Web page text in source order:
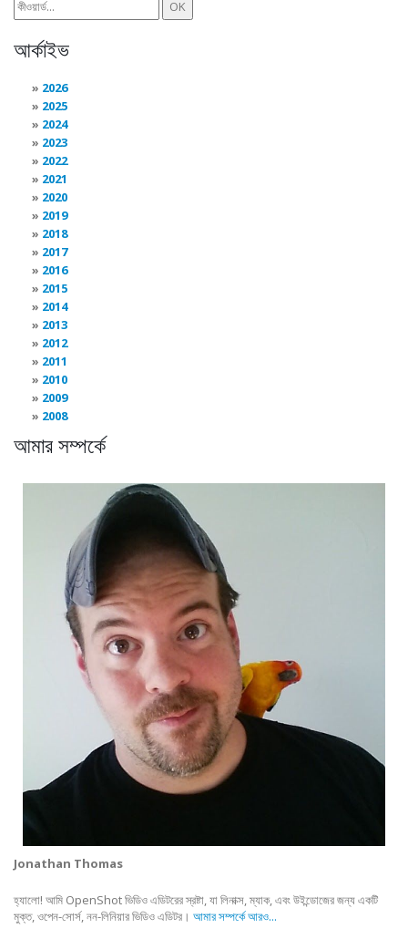
আর্কাইভ
2026
2025
2024
2023
2022
2021
2020
2019
2018
2017
2016
2015
2014
2013
2012
2011
2010
2009
2008
আমার সম্পর্কে
Jonathan Thomas
হ্যালো! আমি OpenShot ভিডিও এডিটরের স্রষ্টা, যা লিনাক্স, ম্যাক, এবং উইন্ডোজের জন্য একটি
মুক্ত, ওপেন-সোর্স, নন-লিনিয়ার ভিডিও এডিটর। আমার সম্পর্কে আরও...